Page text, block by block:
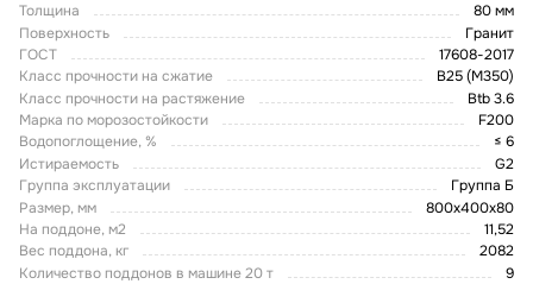
Толщина
80 мм
Поверхность
Гранит
ГОСТ
17608-2017
Класс прочности на сжатие
В25 (М350)
Класс прочности на растяжение
Btb 3.6
Марка по морозостойкости
F200
Водопоглощение, %
≤ 6
Истираемость
G2
Группа эксплуатации
Группа Б
Размер, мм
800x400x80
На поддоне, м2
11,52
Вес поддона, кг
2082
Количество поддонов в машине 20 т
9